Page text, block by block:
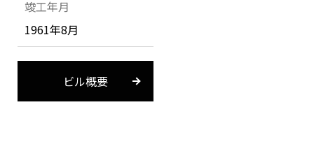
竣工年月
1961年8月
ビル概要